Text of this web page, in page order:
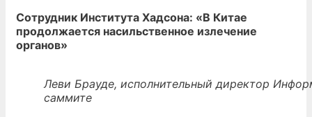
Сотрудник Института Хадсона: «В Китае
продолжается насильственное излечение
органов»
Леви Брауде, исполнительный директор
саммите